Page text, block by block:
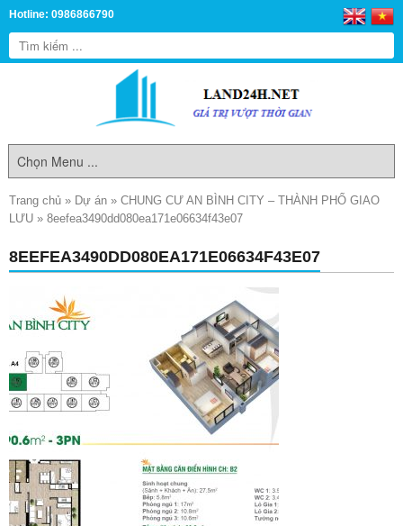
Hotline: 0986866790
Trang chủ » Dự án » CHUNG CƯ AN BÌNH CITY – THÀNH PHỐ GIAO
LƯU » 8eefea3490dd080ea171e06634f43e07
8EEFEA3490DD080EA171E06634F43E07